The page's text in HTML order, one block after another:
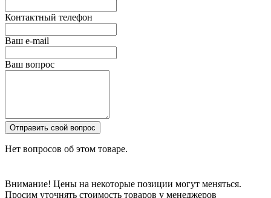
Контактный телефон
Ваш e-mail
Ваш вопрос
Отправить свой вопрос
Нет вопросов об этом товаре.
Внимание! Цены на некоторые позиции могут меняться.
Просим уточнять стоимость товаров у менеджеров